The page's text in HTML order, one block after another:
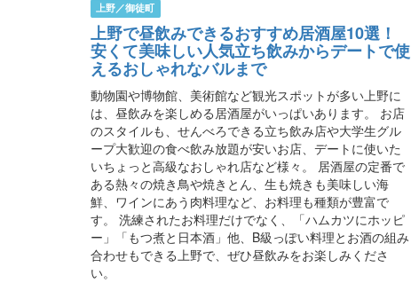
上野／御徒町
上野で昼飲みできるおすすめ居酒屋10選！
安くて美味しい人気立ち飲みからデートで使
えるおしゃれなバルまで
動物園や博物館、美術館など観光スポットが多い上野に
は、昼飲みを楽しめる居酒屋がいっぱいあります。 お店
のスタイルも、せんべろできる立ち飲み店や大学生グル
ープ大歓迎の食べ飲み放題が安いお店、デートに使いた
いちょっと高級なおしゃれ店など様々。 居酒屋の定番で
ある熱々の焼き鳥や焼きとん、生も焼きも美味しい海
鮮、ワインにあう肉料理など、お料理も種類が豊富で
す。 洗練されたお料理だけでなく、「ハムカツにホッピ
ー」「もつ煮と日本酒」他、B級っぽい料理とお酒の組み
合わせもできる上野で、ぜひ昼飲みをお楽しみくださ
い。